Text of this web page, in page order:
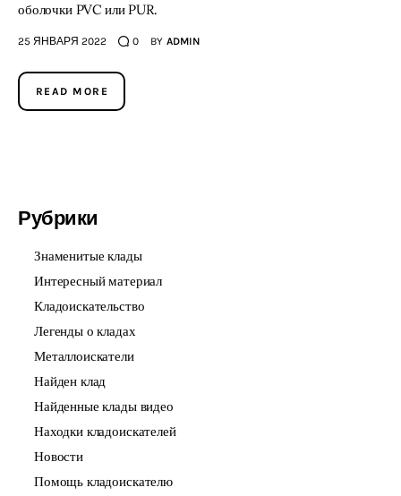
оболочки PVC или PUR.
25 ЯНВАРЯ 2022 0 BY ADMIN
READ MORE
Рубрики
Знаменитые клады
Интересный материал
Кладоискательство
Легенды о кладах
Металлоискатели
Найден клад
Найденные клады видео
Находки кладоискателей
Новости
Помощь кладоискателю